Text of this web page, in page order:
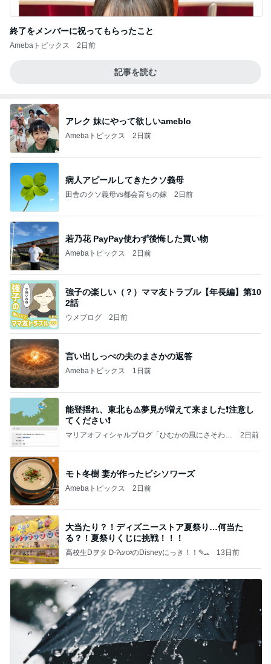
終了をメンバーに祝ってもらったこと
Amebaトピックス 2日前
記事を読む
アレク 妹にやって欲しいameblo
Amebaトピックス 2日前
病人アピールしてきたクソ義母
田舎のクソ義母vs都会育ちの嫁 2日前
若乃花 PayPay使わず後悔した買い物
Amebaトピックス 2日前
強子の楽しい（？）ママ友トラブル【年長編】第10
2話
ウメブログ 2日前
言い出しっぺの夫のまさかの返答
Amebaトピックス 1日前
能登揺れ、東北も⚠️夢見が増えて来ました❗️注意し
てください❗️
マリアオフィシャルブログ「ひむかの風にさそわれ
2日前
モト冬樹 妻が作ったビシソワーズ
Amebaトピックス 2日前
大当たり？！ディズニーストア夏祭り…何当た
る？！夏祭りくじに挑戦！！！
高校生Dヲタ Ꭰ-ᎮꭵꭹꭴのDisneyにっき！！✎ܚ 13日前